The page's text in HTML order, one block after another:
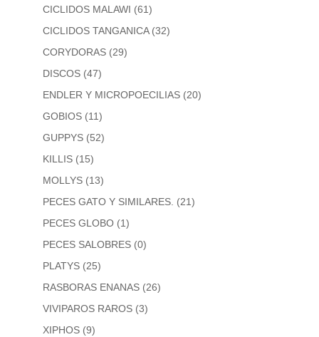
CICLIDOS MALAWI (61)
CICLIDOS TANGANICA (32)
CORYDORAS (29)
DISCOS (47)
ENDLER Y MICROPOECILIAS (20)
GOBIOS (11)
GUPPYS (52)
KILLIS (15)
MOLLYS (13)
PECES GATO Y SIMILARES. (21)
PECES GLOBO (1)
PECES SALOBRES (0)
PLATYS (25)
RASBORAS ENANAS (26)
VIVIPAROS RAROS (3)
XIPHOS (9)